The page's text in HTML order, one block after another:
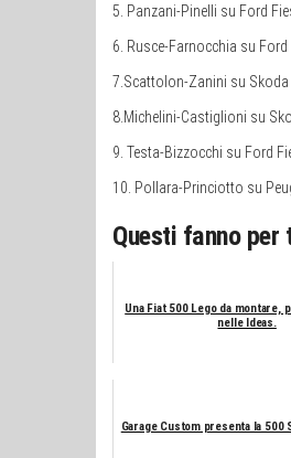
5. Panzani-Pinelli su Ford
6. Rusce-Farnocchia su Ford
7.Scattolon-Zanini su Skoda
8.Michelini-Castiglioni su
9. Testa-Bizzocchi su Ford
10. Pollara-Princiotto su
Questi fanno per
Una Fiat 500 Lego da montare,
nelle Ideas.
Garage Custom presenta la 500